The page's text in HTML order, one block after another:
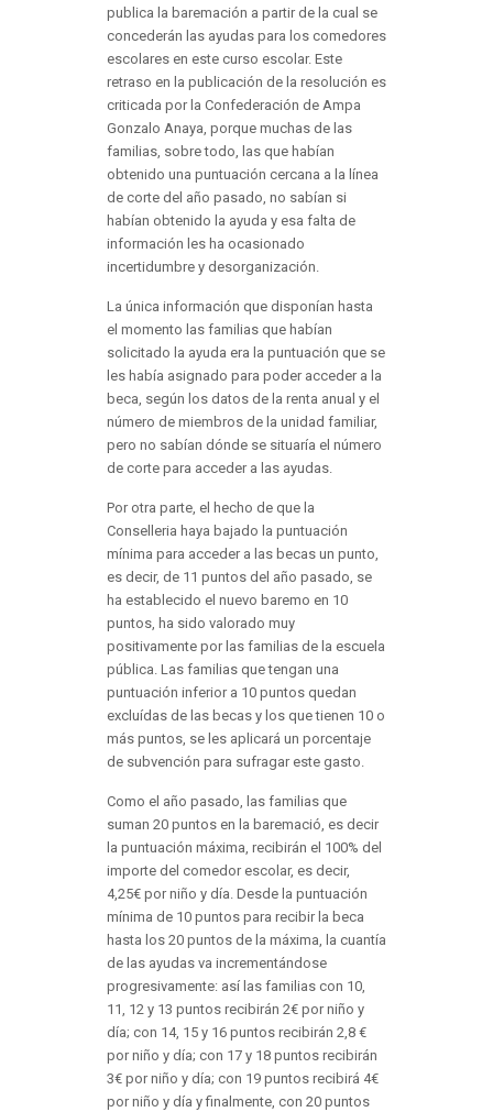
publica la baremación a partir de la cual se
concederán las ayudas para los comedores
escolares en este curso escolar. Este
retraso en la publicación de la resolución es
criticada por la Confederación de Ampa
Gonzalo Anaya, porque muchas de las
familias, sobre todo, las que habían
obtenido una puntuación cercana a la línea
de corte del año pasado, no sabían si
habían obtenido la ayuda y esa falta de
información les ha ocasionado
incertidumbre y desorganización.
La única información que disponían hasta
el momento las familias que habían
solicitado la ayuda era la puntuación que se
les había asignado para poder acceder a la
beca, según los datos de la renta anual y el
número de miembros de la unidad familiar,
pero no sabían dónde se situaría el número
de corte para acceder a las ayudas.
Por otra parte, el hecho de que la
Conselleria haya bajado la puntuación
mínima para acceder a las becas un punto,
es decir, de 11 puntos del año pasado, se
ha establecido el nuevo baremo en 10
puntos, ha sido valorado muy
positivamente por las familias de la escuela
pública. Las familias que tengan una
puntuación inferior a 10 puntos quedan
excluídas de las becas y los que tienen 10 o
más puntos, se les aplicará un porcentaje
de subvención para sufragar este gasto.
Como el año pasado, las familias que
suman 20 puntos en la baremació, es decir
la puntuación máxima, recibirán el 100% del
importe del comedor escolar, es decir,
4,25€ por niño y día. Desde la puntuación
mínima de 10 puntos para recibir la beca
hasta los 20 puntos de la máxima, la cuantía
de las ayudas va incrementándose
progresivamente: así las familias con 10,
11, 12 y 13 puntos recibirán 2€ por niño y
día; con 14, 15 y 16 puntos recibirán 2,8 €
por niño y día; con 17 y 18 puntos recibirán
3€ por niño y día; con 19 puntos recibirá 4€
por niño y día y finalmente, con 20 puntos